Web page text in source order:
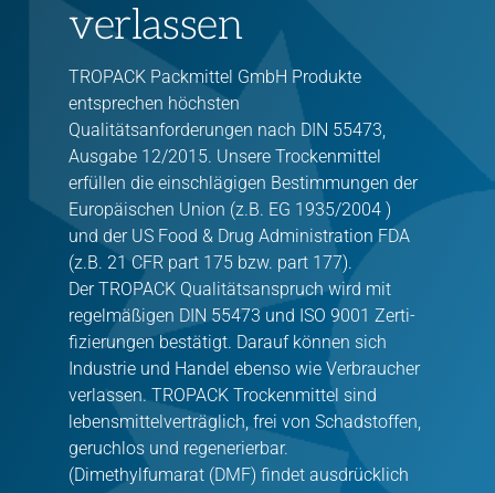
verlassen
TROPACK Packmittel GmbH Produkte
entsprechen höchsten
Qualitätsanforderungen nach DIN 55473,
Ausgabe 12/2015. Unsere Trockenmittel
erfüllen die einschlägigen Bestimmungen der
Europäischen Union (z.B. EG 1935/2004 )
und der US Food & Drug Administration FDA
(z.B. 21 CFR part 175 bzw. part 177).
Der TROPACK Qualitätsanspruch wird mit
regelmäßigen DIN 55473 und ISO 9001 Zerti­
fizierungen bestätigt. Darauf können sich
Industrie und Handel ebenso wie Verbraucher
verlassen. TROPACK Trockenmittel sind
lebensmittelverträg­lich, frei von Schadstoffen,
geruchlos und regenerierbar.
(Dimethylfumarat (DMF) findet ausdrücklich